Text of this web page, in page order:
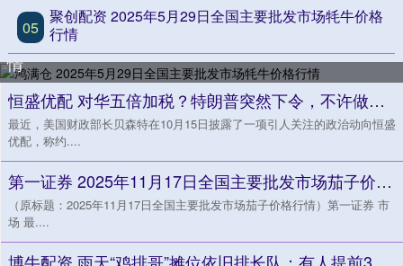
05
聚创配资 2025年5月29日全国主要批发市场牦牛价格
行情
鸿满仓 2025年5月29日全国主要批发市场牦牛价格行
情
恒盛优配 对华五倍加税？特朗普突然下令，不许做一件事，俄罗斯送上定心丸
最近，美国财政部长贝森特在10月15日披露了一项引人关注的政治动向恒盛
优配，称约....
第一证券 2025年11月17日全国主要批发市场茄子价格行情
（原标题：2025年11月17日全国主要批发市场茄子价格行情）第一证券 市
场 最....